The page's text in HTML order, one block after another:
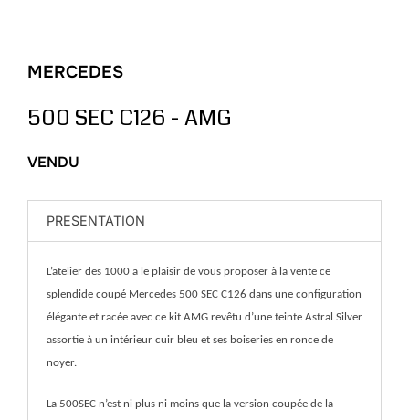
MERCEDES
500 SEC C126 - AMG
VENDU
PRESENTATION
L’atelier des 1000 a le plaisir de vous proposer à la vente ce
splendide coupé Mercedes 500 SEC C126 dans une configuration
élégante et racée avec ce kit AMG revêtu d’une teinte Astral Silver
assortie à un intérieur cuir bleu et ses boiseries en ronce de
noyer.
La 500SEC n’est ni plus ni moins que la version coupée de la